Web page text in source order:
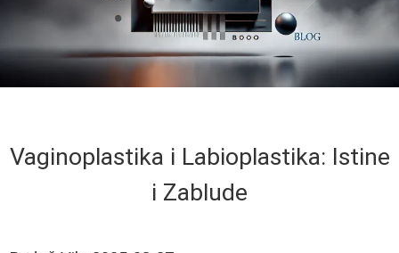
Vaginoplastika i Labioplastika: Istine
i Zablude